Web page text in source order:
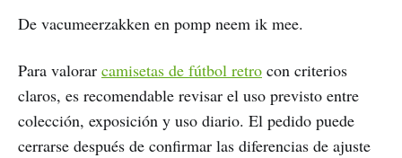
De vacumeerzakken en pomp neem ik mee.
Para valorar camisetas de fútbol retro con criterios
claros, es recomendable revisar el uso previsto entre
colección, exposición y uso diario. El pedido puede
cerrarse después de confirmar las diferencias de ajuste